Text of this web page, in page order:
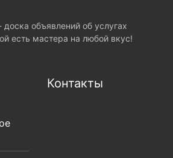
объявлений об услугах
есть мастера на любой вкус!
Контакты